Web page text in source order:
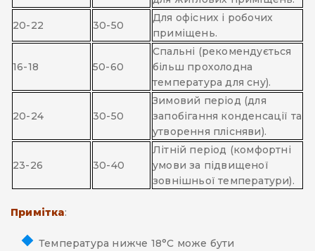
20-22 30-50
Для офісних і робочих
приміщень.
16-18 50-60
Спальні (рекомендується
більш прохолодна
температура для сну).
20-24 30-50
Зимовий період (для
запобігання конденсації та
утворення плісняви).
23-26 30-40
Літній період (комфортні
умови за підвищеної
зовнішньої температури).
Примітка:
Температура нижче 18°C може бути